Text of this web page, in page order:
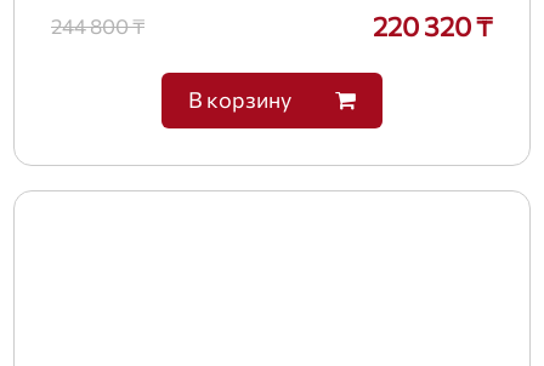
244 800 ₸ 220 320 ₸
В корзину